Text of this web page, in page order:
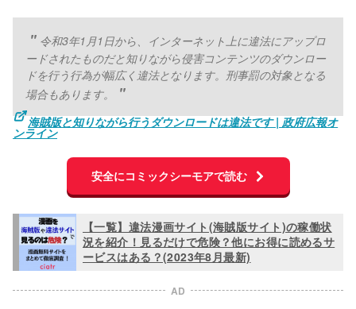
令和3年1月1日から、インターネット上に違法にアップロ
ードされたものだと知りながら侵害コンテンツのダウンロー
ドを行う行為が幅広く違法となります。刑事罰の対象となる
場合もあります。
海賊版と知りながら行うダウンロードは違法です | 政府広報オ
ンライン
安全にコミックシーモアで読む
【一覧】違法漫画サイト(海賊版サイト)の稼働状
況を紹介！見るだけで危険？他にお得に読めるサ
ービスはある？(2023年8月最新)
AD